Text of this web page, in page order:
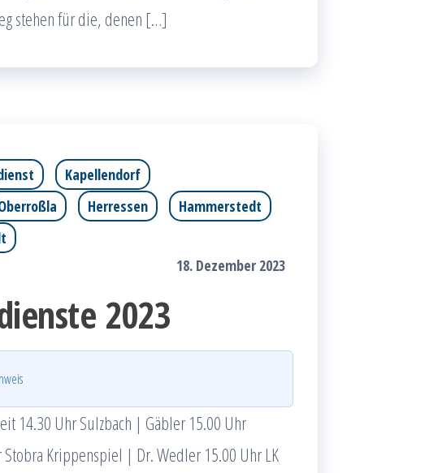
stehen für die, denen […]
Kapellendorf
Herressen
Hammerstedt
18. Dezember 2023
2023
14.30 Uhr Sulzbach | Gäbler 15.00 Uhr
Krippenspiel | Dr. Wedler 15.00 Uhr LK